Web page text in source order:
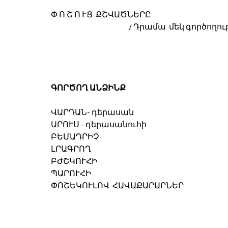
Փ Ո Շ Ո ՒՑ  ՔՇՎԱԾՆԵՐԸ
/ Դրամա
ԳՈՐԾՈՂ ԱՆՁԻՆՔ
ՎԱՐԴԱՆ- դերասան
ԱՐՈՒՍ - դերասանուհի
ԲԵՄԱԴՐԻՉ
ԼՐԱԳՐՈՂ
ԲԺՇԿՈՒՀԻ
ՊԱՐՈՒՀԻ
ՓՈՇԵԿՈՒԼՈՎ  ՀԱՎԱՔԱՐԱՐՆԵՐ